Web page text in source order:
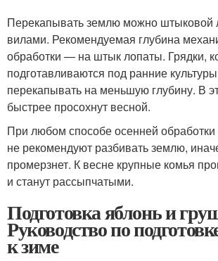
Перекапывать землю можно штыковой
вилами. Рекомендуемая глубина
обработки — на штык лопаты. Грядки,
подготавливаются под ранние
перекапывать на меньшую глубину. В
быстрее просохнут весной.
При любом способе осенней
не рекомендуют разбивать землю,
промерзнет. К весне крупные комья
и станут рассыпчатыми.
Подготовка яблонь и
Руководство по
к зиме